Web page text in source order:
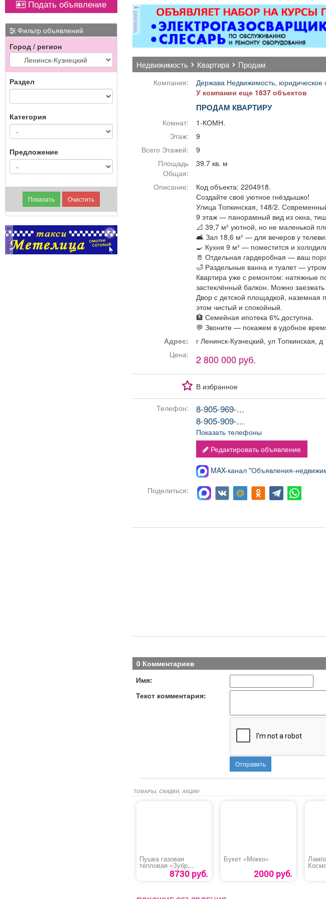
апартаментов.
-Комплектация номеров
всем необходимым
перед заселением
постояльцев. -Смена
постельного белья и
полотенец. -Стирка и
растений. -Проверка
электрических приборов
— телевизора,
кондиционера,
холодильника и др.
предметов личной
гигиены, а также мини-
бара. -Уборка зон
отдыха, коридоров и
служебных помещений.
-Выполнение
отдельных поручений
администраторов.
Условия: График:
Сменный Занятость:
Постоянная Способ
Вывоз мусора.
Подать объявление
Фильтр объявлений
Город / регион
Раздел
Категория
Предложение
реклама
реклама
недвижимость квартира продам
Компания:
Держава Недвижимость, юридическое
У компании еще 1837 объектов
ПРОДАМ КВАРТИРУ
Комнат:
1-КОМН.
Этаж:
9
Всего Этажей:
9
Площадь
Общая:
39.7 кв. м
Описание:
Код объекта: 2204918.
Создайте своё уютное гнёздышко!
Улица Топкинская, 148/2.
9 этаж — панорамный вид из окна,
📐 39,7 м² уютной, но не маленькой
🛋️ Зал 18,6 м² — для вечеров у
🍳 Кухня 9 м² — поместится и
🚪 Отдельная гардеробная — ваш
🛁 Раздельные ванна и туалет —
Квартира уже с ремонтом: натяжные
застеклённый балкон. Можно
Двор с детской площадкой, наземная
этом чистый и спокойный.
🏦 Семейная ипотека 6% доступна.
💬 Звоните — покажем в удобное
Адрес:
г Ленинск-Кузнецкий, ул Топкинская,
Цена:
2 800 000 руб.
В избранное
Телефон:
8-905-969-...
8-905-909-...
Показать телефоны
Редактировать объявление
MAX-канал "Объявления-
Поделиться:
0 Комментариев
Имя:
Текст комментария:
Отправить
ТОВАРЫ, СКИДКИ, АКЦИИ
Пушка газовая
тепловая «Зубр
8730 руб.
Букет «Мокко»
2000 руб.